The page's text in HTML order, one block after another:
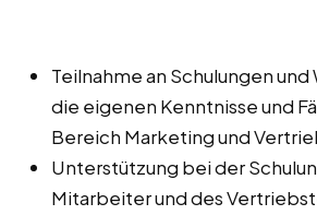
Teilnahme an Schulungen
die eigenen Kenntnisse und
Bereich Marketing und
Unterstützung bei der
Mitarbeiter und des